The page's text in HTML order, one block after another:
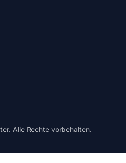
Alle Rechte vorbehalten.